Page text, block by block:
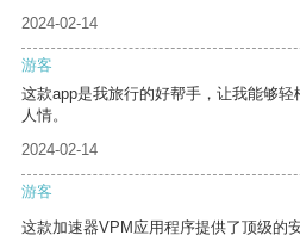
2024-02-14
游客
这款app是我旅行的好帮手，让我能够
人情。
2024-02-14
游客
这款加速器VPM应用程序提供了顶级的